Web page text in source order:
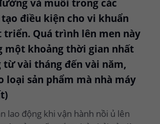
và muối trong các
điều kiện cho vi khuẩn
triển. Quá trình lên men này
một khoảng thời gian nhất
vài tháng đến vài năm,
loại sản phẩm mà nhà máy
lao động khi vận hành nồi ủ lên